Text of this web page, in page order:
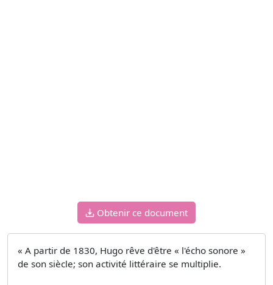
Obtenir ce document
« A partir de 1830, Hugo rêve d'être « l'écho sonore »
de son siècle; son activité littéraire se multiplie.